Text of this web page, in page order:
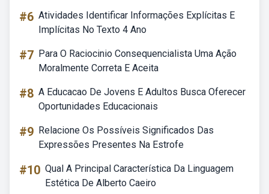
#6 Atividades Identificar Informações Explícitas E
Implícitas No Texto 4 Ano
#7 Para O Raciocinio Consequencialista Uma Ação
Moralmente Correta E Aceita
#8 A Educacao De Jovens E Adultos Busca Oferecer
Oportunidades Educacionais
#9 Relacione Os Possíveis Significados Das
Expressões Presentes Na Estrofe
#10 Qual A Principal Característica Da Linguagem
Estética De Alberto Caeiro